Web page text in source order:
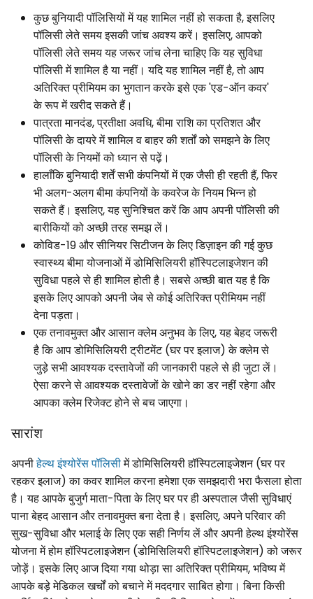
कुछ बुनियादी पॉलिसियों में यह शामिल नहीं हो सकता है, इसलिए
पॉलिसी लेते समय इसकी जांच अवश्य करें। इसलिए, आपको
पॉलिसी लेते समय यह जरूर जांच लेना चाहिए कि यह सुविधा
पॉलिसी में शामिल है या नहीं। यदि यह शामिल नहीं है, तो आप
अतिरिक्त प्रीमियम का भुगतान करके इसे एक 'एड-ऑन कवर'
के रूप में खरीद सकते हैं।
पात्रता मानदंड, प्रतीक्षा अवधि, बीमा राशि का प्रतिशत और
पॉलिसी के दायरे में शामिल व बाहर की शर्तों को समझने के लिए
पॉलिसी के नियमों को ध्यान से पढ़ें।
हालाँकि बुनियादी शर्तें सभी कंपनियों में एक जैसी ही रहती हैं, फिर
भी अलग-अलग बीमा कंपनियों के कवरेज के नियम भिन्न हो
सकते हैं। इसलिए, यह सुनिश्चित करें कि आप अपनी पॉलिसी की
बारीकियों को अच्छी तरह समझ लें।
कोविड-19 और सीनियर सिटीजन के लिए डिज़ाइन की गई कुछ
स्वास्थ्य बीमा योजनाओं में डोमिसिलियरी हॉस्पिटलाइजेशन की
सुविधा पहले से ही शामिल होती है। सबसे अच्छी बात यह है कि
इसके लिए आपको अपनी जेब से कोई अतिरिक्त प्रीमियम नहीं
देना पड़ता।
एक तनावमुक्त और आसान क्लेम अनुभव के लिए, यह बेहद जरूरी
है कि आप डोमिसिलियरी ट्रीटमेंट (घर पर इलाज) के क्लेम से
जुड़े सभी आवश्यक दस्तावेजों की जानकारी पहले से ही जुटा लें।
ऐसा करने से आवश्यक दस्तावेजों के खोने का डर नहीं रहेगा और
आपका क्लेम रिजेक्ट होने से बच जाएगा।
सारांश
अपनीहेल्थ इंश्योरेंस पॉलिसीमें डोमिसिलियरी हॉस्पिटलाइजेशन (घर पर
रहकर इलाज) का कवर शामिल करना हमेशा एक समझदारी भरा फैसला होता
है। यह आपके बुजुर्ग माता-पिता के लिए घर पर ही अस्पताल जैसी सुविधाएं
पाना बेहद आसान और तनावमुक्त बना देता है। इसलिए, अपने परिवार की
सुख-सुविधा और भलाई के लिए एक सही निर्णय लें और अपनी हेल्थ इंश्योरेंस
योजना में होम हॉस्पिटलाइजेशन (डोमिसिलियरी हॉस्पिटलाइजेशन) को जरूर
जोड़ें। इसके लिए आज दिया गया थोड़ा सा अतिरिक्त प्रीमियम, भविष्य में
आपके बड़े मेडिकल खर्चों को बचाने में मददगार साबित होगा। बिना किसी